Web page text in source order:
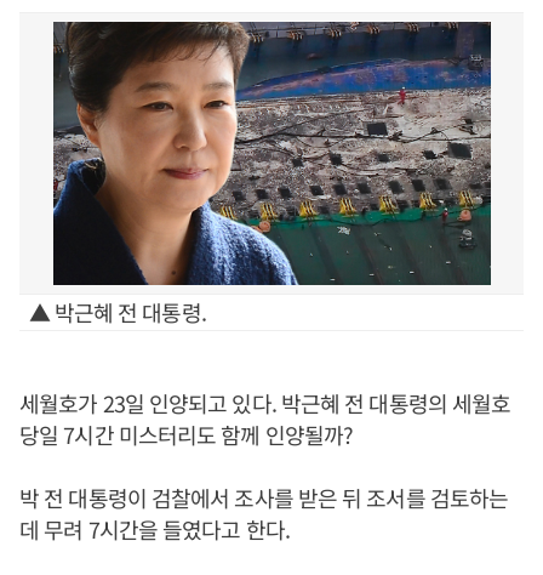
▲ 박근혜 전 대통령.
세월호가 23일 인양되고 있다. 박근혜 전 대통령의 세월호
당일 7시간 미스터리도 함께 인양될까?
박 전 대통령이 검찰에서 조사를 받은 뒤 조서를 검토하는
데 무려 7시간을 들였다고 한다.